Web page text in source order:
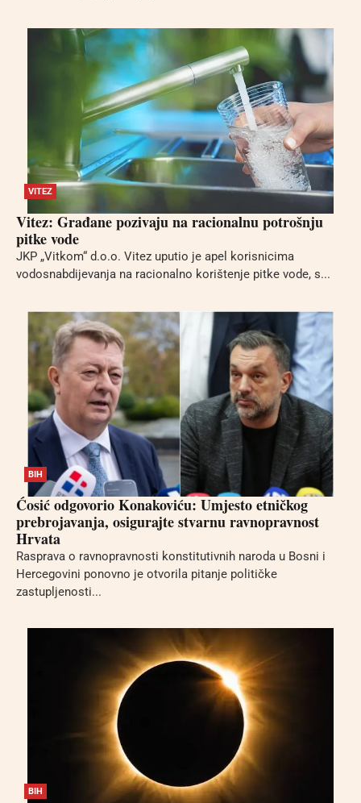
VITEZ
Vitez: Građane pozivaju na racionalnu potrošnju
pitke vode
JKP „Vitkom“ d.o.o. Vitez uputio je apel korisnicima
vodosnabdijevanja na racionalno korištenje pitke vode, s...
BIH
Ćosić odgovorio Konakoviću: Umjesto etničkog
prebrojavanja, osigurajte stvarnu ravnopravnost
Hrvata
Rasprava o ravnopravnosti konstitutivnih naroda u Bosni i
Hercegovini ponovno je otvorila pitanje političke
zastupljenosti...
BIH